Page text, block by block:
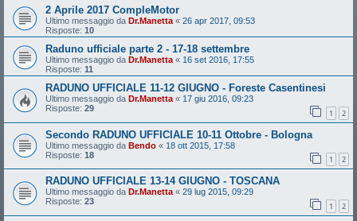
2 Aprile 2017 CompleMotor
Ultimo messaggio da Dr.Manetta « 26 apr 2017, 09:53
Risposte: 10
Raduno ufficiale parte 2 - 17-18 settembre
Ultimo messaggio da Dr.Manetta « 16 set 2016, 17:55
Risposte: 11
RADUNO UFFICIALE 11-12 GIUGNO - Foreste Casentinesi
Ultimo messaggio da Dr.Manetta « 17 giu 2016, 09:23
Risposte: 29 1 2
Secondo RADUNO UFFICIALE 10-11 Ottobre - Bologna
Ultimo messaggio da Bendo « 18 ott 2015, 17:58
Risposte: 18 1 2
RADUNO UFFICIALE 13-14 GIUGNO - TOSCANA
Ultimo messaggio da Dr.Manetta« 29 lug 2015, 09:29
Risposte: 23 1 2